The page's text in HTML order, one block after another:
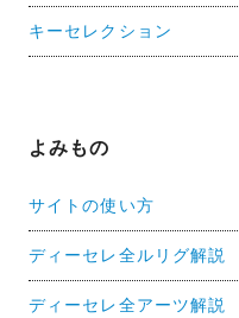
キーセレクション
よみもの
サイトの使い方
ディーセレ全ルリグ解説
ディーセレ全アーツ解説